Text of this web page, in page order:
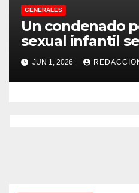
GENERALES
Un condenado
sexual infantil
psicopedagogo
Servicio
Rioja
JUN 1, 2026